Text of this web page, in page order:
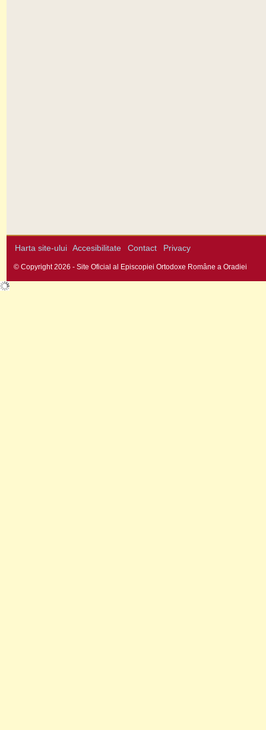
Harta site-ului Accesibilitate Contact Privacy
© Copyright 2026 - Site Oficial al Episcopiei Ortodoxe Române a Oradiei